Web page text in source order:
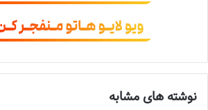
نوشته های مشابه